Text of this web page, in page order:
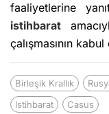
faaliyetlerine
istihbarat
çalışmasının
Birleşik Krallık
Istihbarat
Casus